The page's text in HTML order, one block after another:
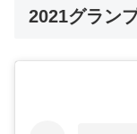
2021グラン